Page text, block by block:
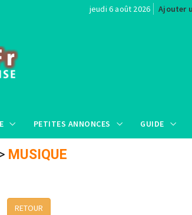
jeudi 6 août 2026 Ajouter
PETITES ANNONCES GUIDE
MUSIQUE
RETOUR